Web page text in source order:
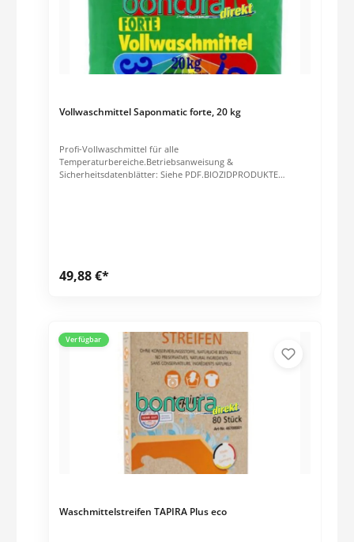
Vollwaschmittel Saponmatic forte, 20 kg
Profi-Vollwaschmittel für alle
Temperaturbereiche.Betriebsanweisung &
Sicherheitsdatenblätter: Siehe PDF.BIOZIDPRODUKTE
49,88 €*
Verfügbar
Waschmittelstreifen TAPIRA Plus eco